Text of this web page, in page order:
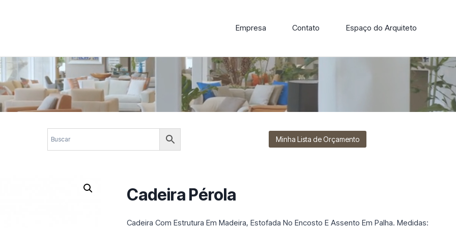
Empresa Contato Espaço do Arquiteto
com elegância, funcionalidade e personalidade. Explore nossa linha de cadeiras, poltronas, sofás e mesas de
design.
Minha Lista de Orçamento
Cadeira Pérola
Cadeira Com Estrutura Em Madeira, Estofada No Encosto E Assento Em Palha. Medidas: